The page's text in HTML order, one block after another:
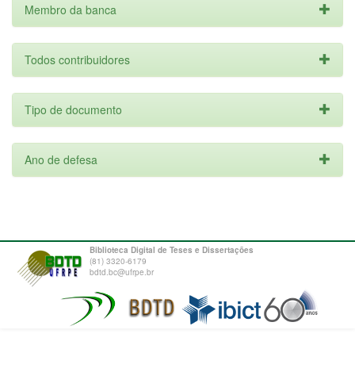
Membro da banca
Todos contribuidores
Tipo de documento
Ano de defesa
Biblioteca Digital de Teses e Dissertações
(81) 3320-6179
bdtd.bc@ufrpe.br